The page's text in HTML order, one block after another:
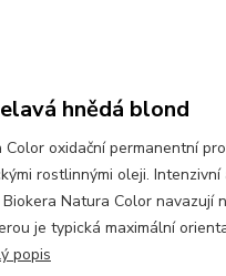
hnědá blond
Color oxidační permanentní
rostlinnými oleji.
Natura Color navazují
je typická maximální
popis